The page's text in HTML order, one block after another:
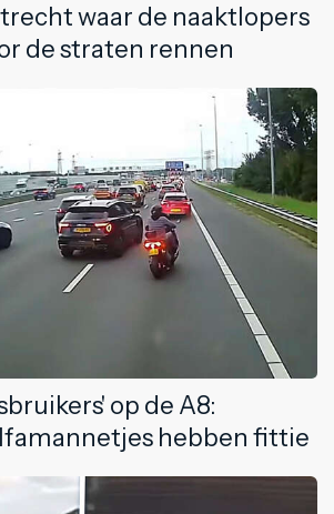
waar de naaktlopers
de straten rennen
op de A8:
hebben fittie